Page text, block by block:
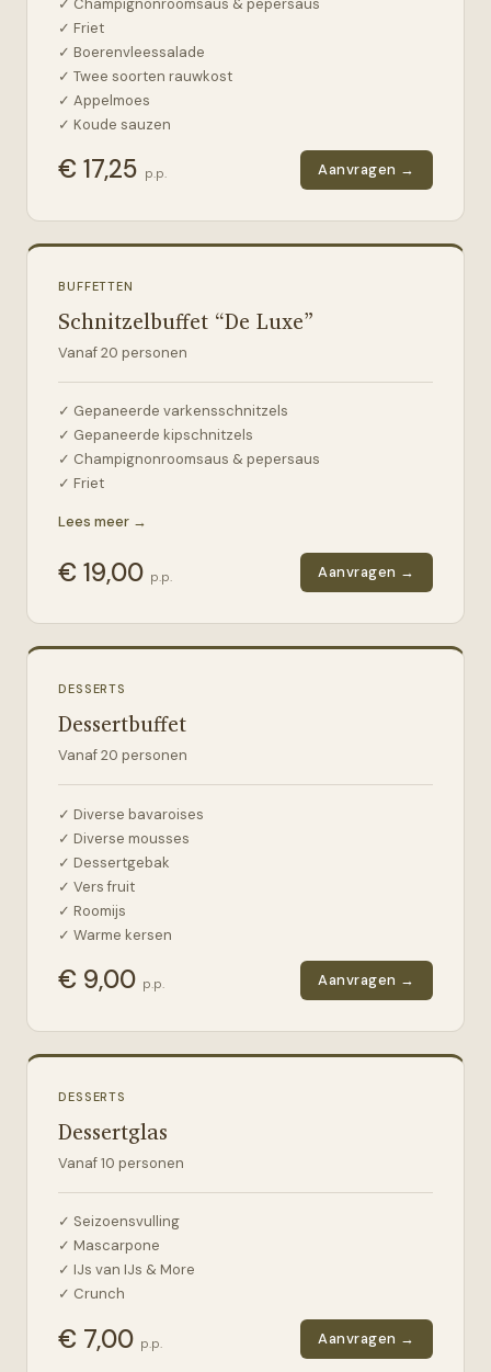
✓ Friet
✓ Boerenvleessalade
✓ Twee soorten rauwkost
✓ Appelmoes
✓ Koude sauzen
€ 17,25 p.p. Aanvragen →
BUFFETTEN
Schnitzelbuffet “De Luxe”
Vanaf20 personen
✓ Gepaneerde varkensschnitzels
✓ Gepaneerde kipschnitzels
✓ Champignonroomsaus & pepersaus
✓ Friet
✓ Boerenvleessalade
✓ Twee soorten rauwkost
✓ Koude sauzen
Lees meer →
€ 19,00 p.p. Aanvragen →
DESSERTS
Dessertbuffet
Vanaf20 personen
✓ Diverse bavaroises
✓ Diverse mousses
✓ Dessertgebak
✓ Vers fruit
✓ Roomijs
✓ Warme kersen
€ 9,00 p.p. Aanvragen →
DESSERTS
Dessertglas
Vanaf10 personen
✓ Seizoensvulling
✓ Mascarpone
✓ IJs van IJs & More
✓ Crunch
€ 7,00 p.p. Aanvragen →